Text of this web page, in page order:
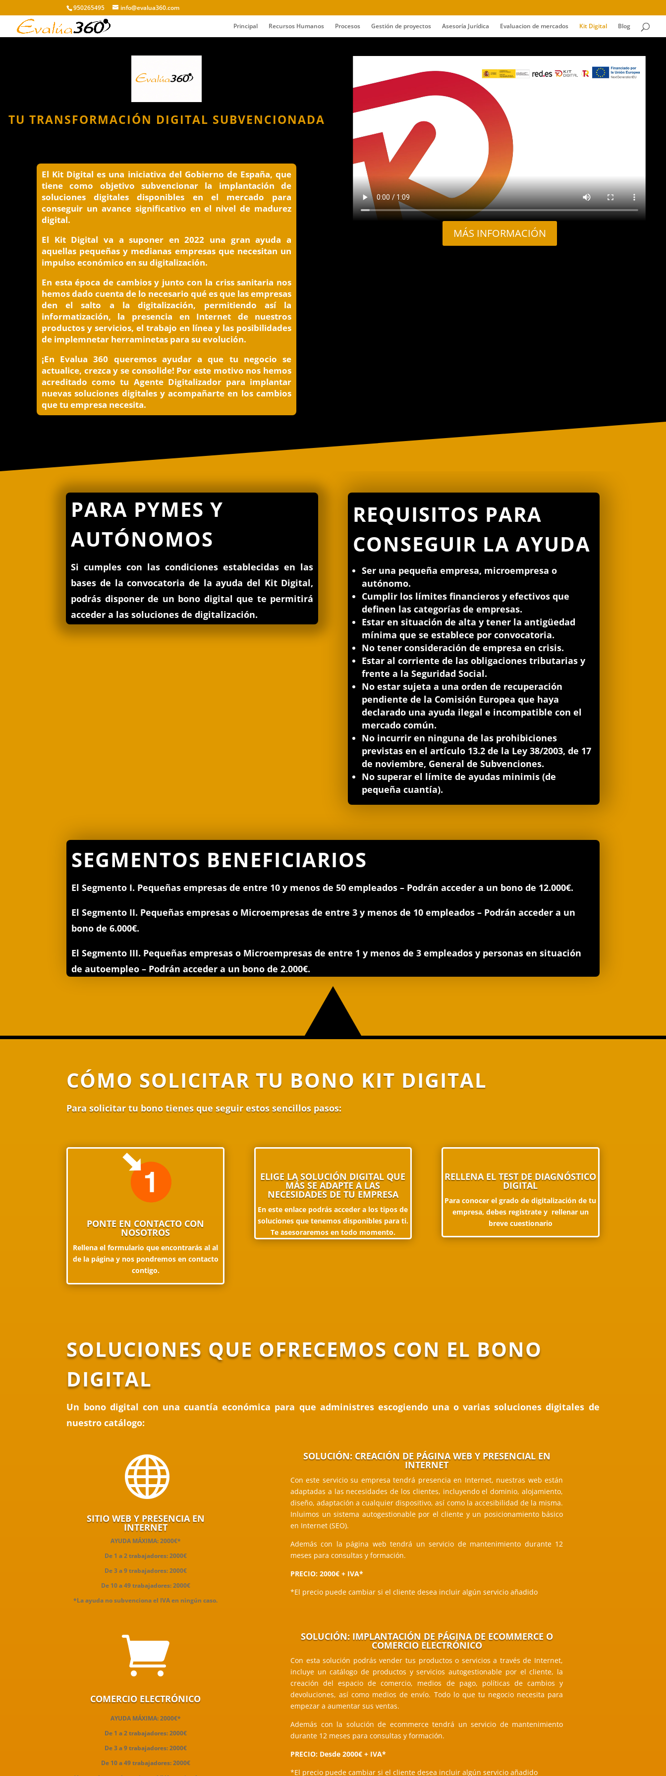
950265495 info@evalua360.com
Principal Recursos Humanos Procesos Gestión de proyectos Asesoría Jurídica Evaluacion de mercados Kit Digital Blog
TU TRANSFORMACIÓN DIGITAL SUBVENCIONADA
El Kit Digital es una iniciativa del Gobierno de España, que
tiene como objetivo subvencionar la implantación de
soluciones digitales disponibles en el mercado para
conseguir un avance significativo en el nivel de madurez
digital.
El Kit Digital va a suponer en 2022 una gran ayuda a
aquellas pequeñas y medianas empresas que necesitan un
impulso económico en su digitalización.
En esta época de cambios y junto con la criss sanitaria nos
hemos dado cuenta de lo necesario qué es que las empresas
den el salto a la digitalización, permitiendo así la
informatización, la presencia en Internet de nuestros
productos y servicios, el trabajo en línea y las posibilidades
de implemnetar herraminetas para su evolución.
¡En Evalua 360 queremos ayudar a que tu negocio se
actualice, crezca y se consolide! Por este motivo nos hemos
acreditado como tu Agente Digitalizador para implantar
nuevas soluciones digitales y acompañarte en los cambios
que tu empresa necesita.
MÁS INFORMACIÓN
PARA PYMES Y
AUTÓNOMOS
Si cumples con las condiciones establecidas en las
bases de la convocatoria de la ayuda del Kit Digital,
podrás disponer de un bono digital que te permitirá
acceder a las soluciones de digitalización.
REQUISITOS PARA
CONSEGUIR LA AYUDA
Ser una pequeña empresa, microempresa o
autónomo.
Cumplir los límites financieros y efectivos que
definen las categorías de empresas.
Estar en situación de alta y tener la antigüedad
mínima que se establece por convocatoria.
No tener consideración de empresa en crisis.
Estar al corriente de las obligaciones tributarias y
frente a la Seguridad Social.
No estar sujeta a una orden de recuperación
pendiente de la Comisión Europea que haya
declarado una ayuda ilegal e incompatible con el
mercado común.
No incurrir en ninguna de las prohibiciones
previstas en el artículo 13.2 de la Ley 38/2003, de 17
de noviembre, General de Subvenciones.
No superar el límite de ayudas minimis (de
pequeña cuantía).
SEGMENTOS BENEFICIARIOS
El Segmento I. Pequeñas empresas de entre 10 y menos de 50 empleados – Podrán acceder a un bono de 12.000€.
El Segmento II. Pequeñas empresas o Microempresas de entre 3 y menos de 10 empleados – Podrán acceder a un
bono de 6.000€.
El Segmento III. Pequeñas empresas o Microempresas de entre 1 y menos de 3 empleados y personas en situación
de autoempleo – Podrán acceder a un bono de 2.000€.
CÓMO SOLICITAR TU BONO KIT DIGITAL
Para solicitar tu bono tienes que seguir estos sencillos pasos:
PONTE EN CONTACTO CON
NOSOTROS
Rellena el formulario que encontrarás al al
de la página y nos pondremos en contacto
contigo.
ELIGE LA SOLUCIÓN DIGITAL QUE
MÁS SE ADAPTE A LAS
NECESIDADES DE TU EMPRESA
En este enlace podrás acceder a los tipos de
soluciones que tenemos disponibles para ti.
Te asesoraremos en todo momento.
RELLENA EL TEST DE DIAGNÓSTICO
DIGITAL
Para conocer el grado de digitalización de tu
empresa, debes registrate y rellenar un
breve cuestionario
SOLUCIONES QUE OFRECEMOS CON EL BONO
DIGITAL
Un bono digital con una cuantía económica para que administres escogiendo una o varias soluciones digitales de
nuestro catálogo:

SITIO WEB Y PRESENCIA EN
INTERNET
AYUDA MÁXIMA: 2000€*
De 1 a 2 trabajadores: 2000€
De 3 a 9 trabajadores: 2000€
De 10 a 49 trabajadores: 2000€
*La ayuda no subvenciona el IVA en ningún caso.
SOLUCIÓN: CREACIÓN DE PÁGINA WEB Y PRESENCIAL EN
INTERNET
Con este servicio su empresa tendrá presencia en Internet, nuestras web están
adaptadas a las necesidades de los clientes, incluyendo el dominio, alojamiento,
diseño, adaptación a cualquier dispositivo, así como la accesibilidad de la misma.
Inluimos un sistema autogestionable por el cliente y un posicionamiento básico
en Internet (SEO).
Además con la página web tendrá un servicio de mantenimiento durante 12
meses para consultas y formación.
PRECIO: 2000€ + IVA*
*El precio puede cambiar si el cliente desea incluir algún servicio añadido

COMERCIO ELECTRÓNICO
AYUDA MÁXIMA: 2000€*
De 1 a 2 trabajadores: 2000€
De 3 a 9 trabajadores: 2000€
De 10 a 49 trabajadores: 2000€
SOLUCIÓN: IMPLANTACIÓN DE PÁGINA DE ECOMMERCE O
COMERCIO ELECTRÓNICO
Con esta solución podrás vender tus productos o servicios a través de Internet,
incluye un catálogo de productos y servicios autogestionable por el cliente, la
creación del espacio de comercio, medios de pago, políticas de cambios y
devoluciones, así como medios de envío. Todo lo que tu negocio necesita para
empezar a aumentar sus ventas.
Además con la solución de ecommerce tendrá un servicio de mantenimiento
durante 12 meses para consultas y formación.
PRECIO: Desde 2000€ + IVA*
*El precio puede cambiar si el cliente desea incluir algún servicio añadido